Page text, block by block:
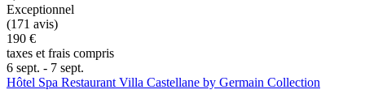
Exceptionnel
(171 avis)
190 €
taxes et frais compris
6 sept. - 7 sept.
Hôtel Spa Restaurant Villa Castellane by Germain Collection